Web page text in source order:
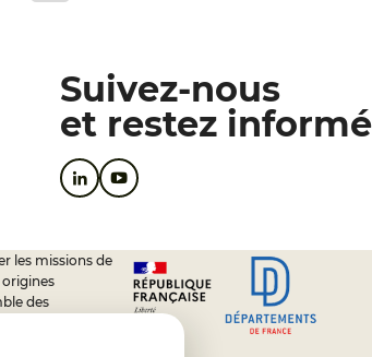
Suivez-nous
et restez informé
les missions de
origines
des